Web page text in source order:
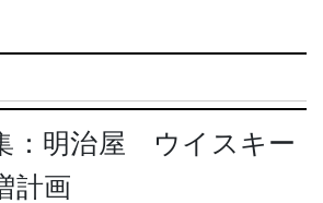
：明治屋 ウイスキー
計画